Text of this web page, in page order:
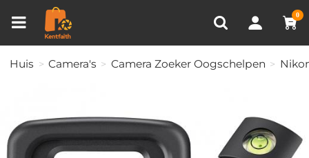
0
RECENT BEKEKEN
Huis Camera's Camera Zoeker Oogschelpen